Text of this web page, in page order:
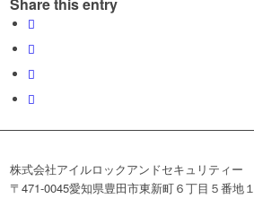
Share this entry
株式会社アイルロックアンドセキュリティー
〒471-0045愛知県豊田市東新町６丁目５番地１